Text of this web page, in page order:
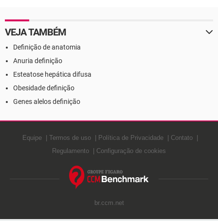
VEJA TAMBÉM
Definição de anatomia
Anuria definição
Esteatose hepática difusa
Obesidade definição
Genes alelos definição
Equipe Termos de uso Política de Privacidade
Contato
Regulamento
Configuração de cookies
br.ccm.net